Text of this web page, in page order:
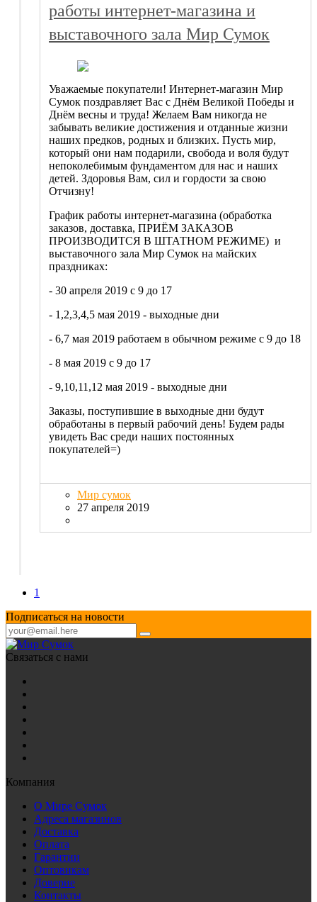
работы интернет-магазина и
выставочного зала Мир Сумок
Уважаемые покупатели! Интернет-магазин Мир
Сумок поздравляет Вас с Днём Великой Победы и
Днём весны и труда! Желаем Вам никогда не
забывать великие достижения и отданные жизни
наших предков, родных и близких. Пусть мир,
который они нам подарили, свобода и воля будут
непоколебимым фундаментом для нас и наших
детей. Здоровья Вам, сил и гордости за свою
Отчизну!
График работы интернет-магазина (обработка
заказов, доставка, ПРИЁМ ЗАКАЗОВ
ПРОИЗВОДИТСЯ В ШТАТНОМ РЕЖИМЕ) и
выставочного зала Мир Сумок на майских
праздниках:
- 30 апреля 2019 с 9 до 17
- 1,2,3,4,5 мая 2019 - выходные дни
- 6,7 мая 2019 работаем в обычном режиме с 9 до 18
- 8 мая 2019 с 9 до 17
- 9,10,11,12 мая 2019 - выходные дни
Заказы, поступившие в выходные дни будут
обработаны в первый рабочий день! Будем рады
увидеть Вас среди наших постоянных
покупателей=)
Мир сумок
27 апреля 2019
1
Подписаться на новости
Связаться с нами
Компания
О Мире Сумок
Адреса магазинов
Доставка
Оплата
Гарантии
Оптовикам
Доверие
Контакты